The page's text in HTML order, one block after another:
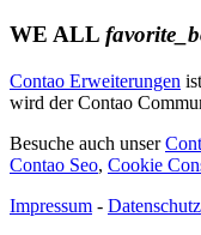
WE ALL
Contao Erweiterungen
wird der Contao
Besuche auch unser
Contao Seo, Cookie
Impressum - Datenschutz